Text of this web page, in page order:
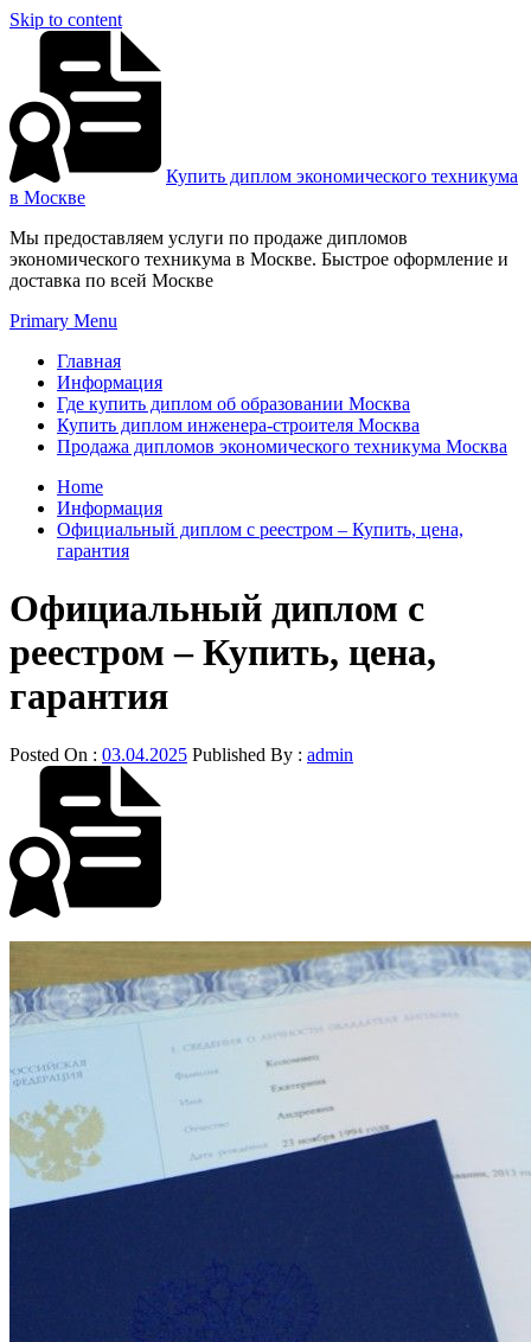
Skip to content
Купить диплом экономического техникума
в Москве
Мы предоставляем услуги по продаже дипломов
экономического техникума в Москве. Быстрое оформление и
доставка по всей Москве
Primary Menu
Главная
Информация
Где купить диплом об образовании Москва
Купить диплом инженера-строителя Москва
Продажа дипломов экономического техникума Москва
Home
Информация
Официальный диплом с реестром – Купить, цена,
гарантия
Официальный диплом с
реестром – Купить, цена,
гарантия
Posted On : 03.04.2025 Published By : admin